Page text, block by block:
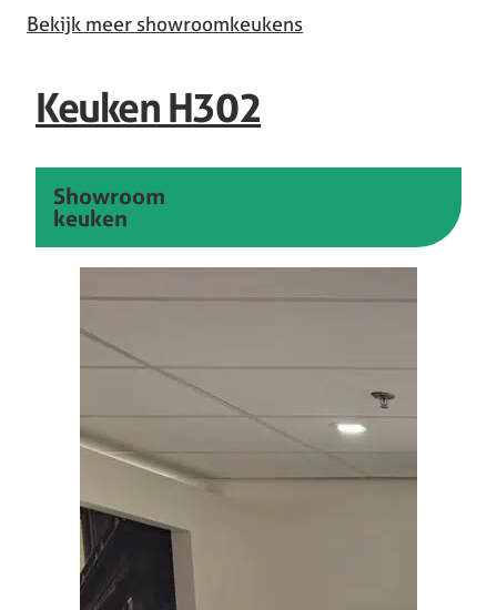
Bekijk meer showroomkeukens
Keuken H302
Showroom
keuken